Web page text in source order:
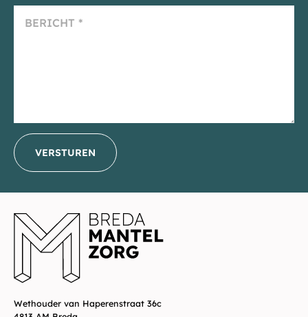
VERSTUREN
Wethouder van Haperenstraat 36c